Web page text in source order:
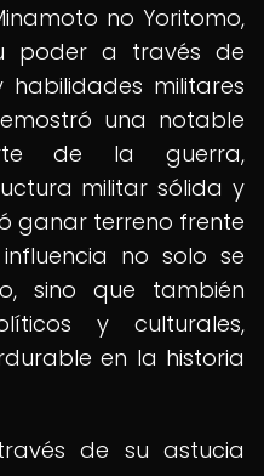
no Yoritomo,
poder a través de
militares
una notable
de la guerra,
militar sólida y
ganar terreno frente
no solo se
sino que también
y culturales,
en la historia
de su astucia